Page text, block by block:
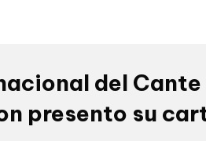
del Cante
presento su